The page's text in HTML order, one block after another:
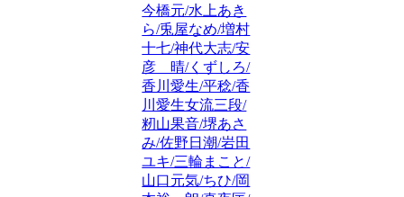
今橋元/水上あき
ら/兎屋なめ/増村
十七/神代大志/安
彦 晴/くずしろ/
香川愛生/平稔/香
川愛生女流三段/
籾山果音/堺あさ
み/佐野日潮/岩田
ユキ/三輪まこと/
山口元気/ちひ/岡